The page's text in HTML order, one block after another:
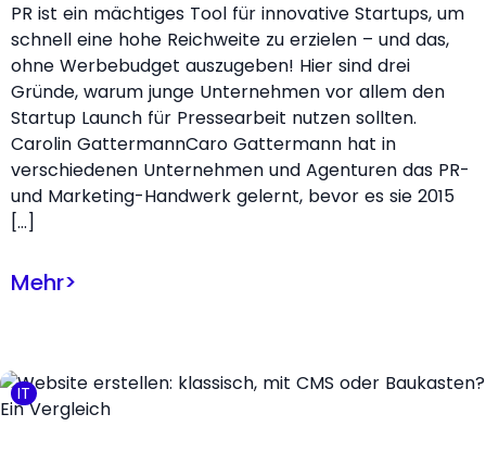
PR ist ein mächtiges Tool für innovative Startups, um
schnell eine hohe Reichweite zu erzielen – und das,
ohne Werbebudget auszugeben! Hier sind drei
Gründe, warum junge Unternehmen vor allem den
Startup Launch für Pressearbeit nutzen sollten.
Carolin GattermannCaro Gattermann hat in
verschiedenen Unternehmen und Agenturen das PR-
und Marketing-Handwerk gelernt, bevor es sie 2015
[…]
Mehr>
IT